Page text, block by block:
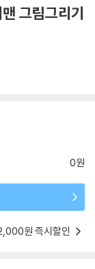
그림그리기
0원
원 즉시할인